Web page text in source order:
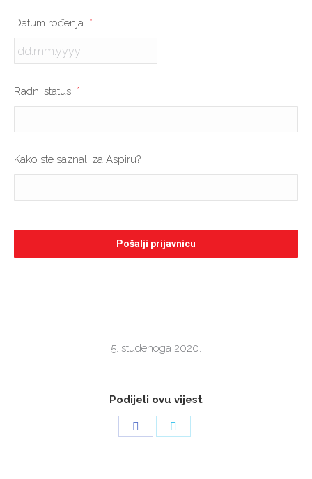
Datum rođenja *
dot
dot
Radni status *
Kako ste saznali za Aspiru?
5. studenoga 2020.
Podijeli ovu vijest